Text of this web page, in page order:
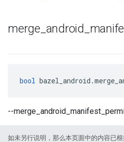
merge android
bool
--
如未另行说明，那么本页面中的内容已